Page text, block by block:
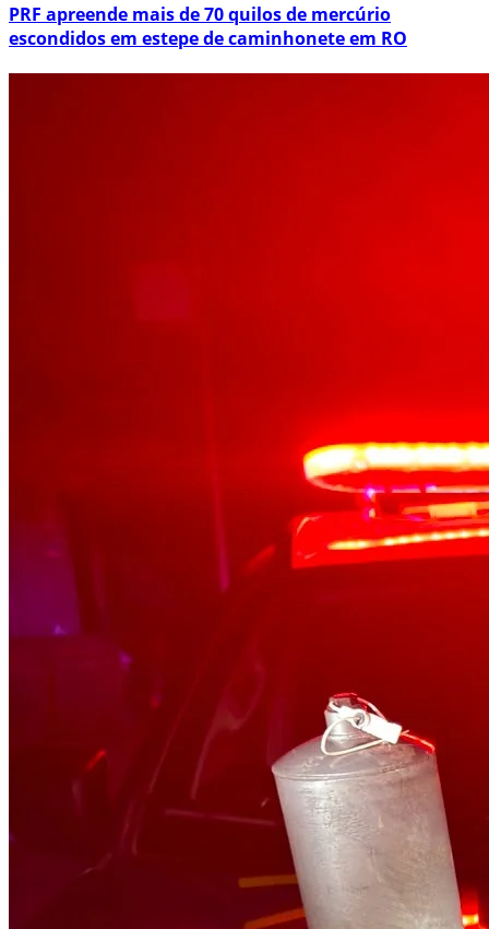
PRF apreende mais de 70 quilos de mercúrio
escondidos em estepe de caminhonete em RO